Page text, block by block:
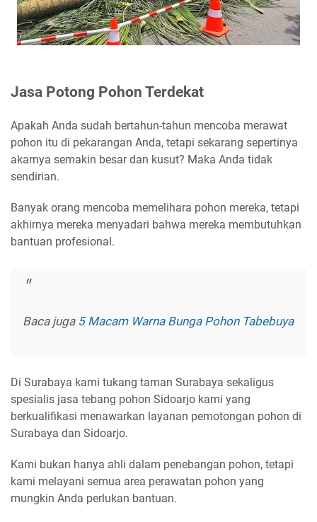
Jasa Potong Pohon Terdekat
Apakah Anda sudah bertahun-tahun mencoba merawat
pohon itu di pekarangan Anda, tetapi sekarang sepertinya
akarnya semakin besar dan kusut? Maka Anda tidak
sendirian.
Banyak orang mencoba memelihara pohon mereka, tetapi
akhirnya mereka menyadari bahwa mereka membutuhkan
bantuan profesional.
Baca juga 5 Macam Warna Bunga Pohon Tabebuya
Di Surabaya kami tukang taman Surabaya sekaligus
spesialis jasa tebang pohon Sidoarjo kami yang
berkualifikasi menawarkan layanan pemotongan pohon di
Surabaya dan Sidoarjo.
Kami bukan hanya ahli dalam penebangan pohon, tetapi
kami melayani semua area perawatan pohon yang
mungkin Anda perlukan bantuan.